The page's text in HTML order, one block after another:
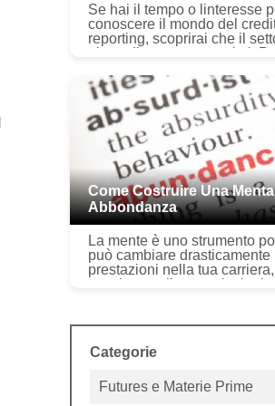
Se hai il tempo o linteresse
conoscere il mondo del
reporting, scoprirai che il
pieno di gergo e acronimi.
questi termini, ma ognuno ...
Come Costruire Una
Abbondanza
La mente è uno strumento
può cambiare drasticamente
prestazioni nella tua
scuola, e nelle tue relazioni
un...
Categorie
Futures e Materie Prime